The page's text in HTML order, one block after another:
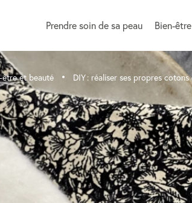
Prendre soin de sa peau Bien-être
être et beauté • DIY : réaliser ses propres